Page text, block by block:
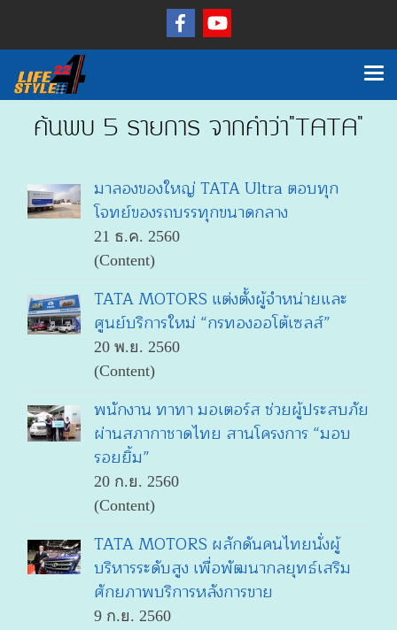
ค้นพบ 5 รายการ จากคำว่า"TATA"
มาลองของใหญ่ TATA Ultra ตอบทุก
โจทย์ของรถบรรทุกขนาดกลาง
21 ธ.ค. 2560
(Content)
TATA MOTORS แต่งตั้งผู้จำหน่ายและ
ศูนย์บริการใหม่ “กรทองออโต้เซลส์”
20 พ.ย. 2560
(Content)
พนักงาน ทาทา มอเตอร์ส ช่วยผู้ประสบภัย
ผ่านสภากาชาดไทย สานโครงการ “มอบ
รอยยิ้ม”
20 ก.ย. 2560
(Content)
TATA MOTORS ผลักดันคนไทยนั่งผู้
บริหารระดับสูง เพื่อพัฒนากลยุทธ์เสริม
ศักยภาพบริการหลังการขาย
9 ก.ย. 2560